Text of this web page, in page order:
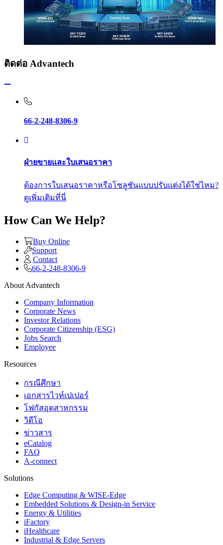
ติดต่อ Advantech
66-2-248-8306-9
ฝ่ายขายและใบเสนอราคา
ต้องการใบเสนอราคาหรือโซลูชันแบบปรับแต่งได้ใช่ไหม?
ดูเพิ่มเติมที่นี่
How Can We Help?
Buy Online
Support
Contact
66-2-248-8306-9
About Advantech
Company Information
Corporate News
Investor Relations
Corporate Citizenship (ESG)
Jobs Search
Employee
Resources
กรณีศึกษา
เอกสารไวท์เปเปอร์
โฟกัสอุตสาหกรรม
วิดีโอ
ข่าวสาร
eCatalog
FAQ
A-connect
Solutions
Edge Computing & WISE-Edge
Embedded Solutions & Design-in Service
Energy & Utilities
iFactory
iHealthcare
Industrial & Edge Servers